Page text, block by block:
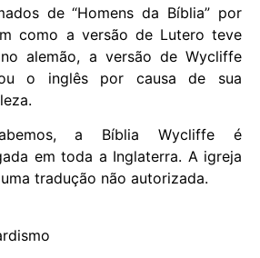
de “Homens da Bíblia” por
como a versão de Lutero teve
alemão, a versão de Wycliffe
o inglês por causa de sua
a Bíblia Wycliffe é
em toda a Inglaterra. A igreja
tradução não autorizada.